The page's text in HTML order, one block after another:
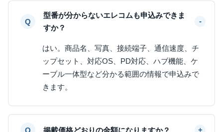
型番が分からないエレコムも申込みできま
すか？
はい。商品名、写真、接続端子、通信速度、チ
ップセット、対応OS、PD対応、ハブ機能、ケ
ーブル一体型など分かる範囲の情報で申込みで
きます。
掲載価格どおりの金額になりますか？